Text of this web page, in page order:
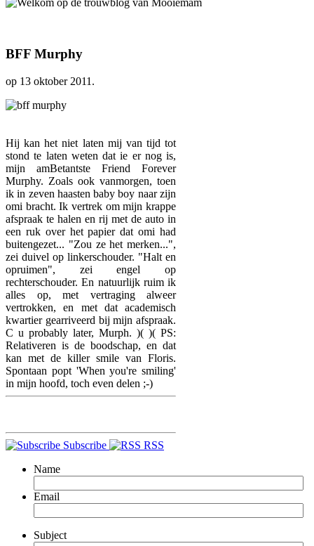
BFF Murphy
op 13 oktober 2011 .
Hij kan het niet laten mij van tijd tot
stond te laten weten dat ie er nog is,
mijn amBetantste Friend Forever
Murphy. Zoals ook vanmorgen, toen
ik in zeven haasten baby boy naar zijn
omi bracht. Ik vertrek om mijn krappe
afspraak te halen en rij met de auto in
een ruk over het papier dat omi had
buitengezet... "Zou ze het merken...",
zei duivel op linkerschouder. "Halt en
opruimen", zei engel op
rechterschouder. En natuurlijk ruim ik
alles op, met vertraging alweer
vertrokken, en met dat academisch
kwartier gearriveerd bij mijn afspraak.
C u probably later, Murph. )( )( PS:
Relativeren is de boodschap, en dat
kan met de killer smile van Floris.
Spontaan popt 'When you're smiling'
in mijn hoofd, toch even delen ;-)
Subscribe
RSS
Name
Email
Subject